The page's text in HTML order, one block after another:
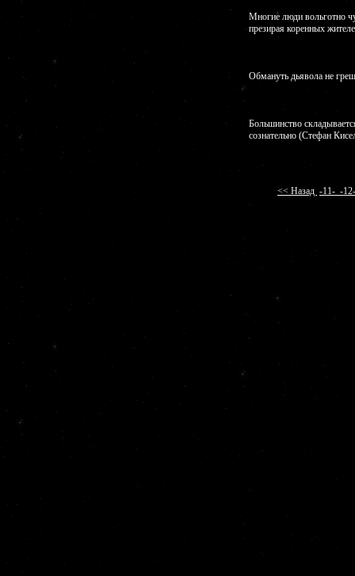
Многие люди вольготно
презирая коренных
Обмануть дьявола не
Большинство
сознательно (Стефан
<< Назад -11- -